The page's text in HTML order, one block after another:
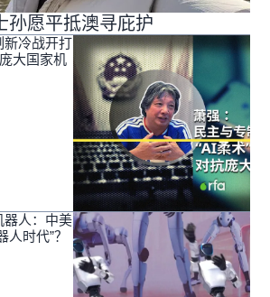
孙愿平抵澳寻庇护
新冷战开打
大国家机
器人：中美
时代”？